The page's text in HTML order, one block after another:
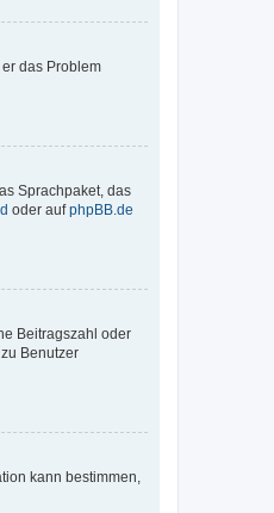
das Problem
Sprachpaket, das
oder aufphpBB.de
Beitragszahl oder
Benutzer
kann bestimmen,